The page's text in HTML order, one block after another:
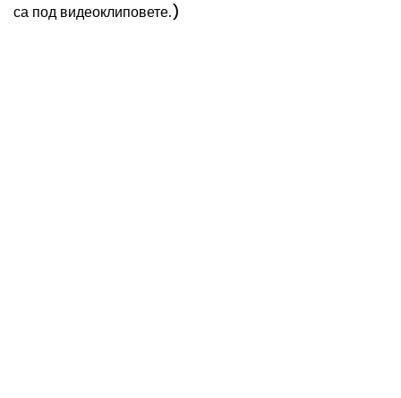
са под видеоклиповете.)